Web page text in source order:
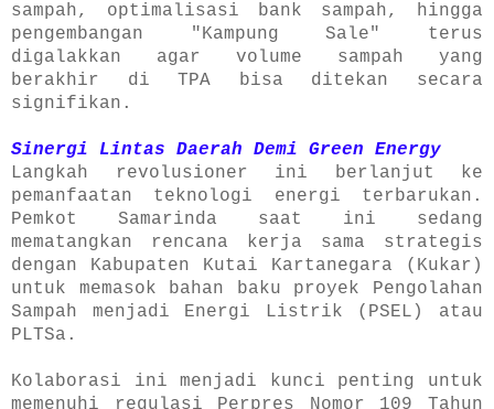
sampah, optimalisasi bank sampah, hingga
pengembangan "Kampung Sale" terus
digalakkan agar volume sampah yang
berakhir di TPA bisa ditekan secara
signifikan.
Sinergi Lintas Daerah Demi Green Energy
Langkah revolusioner ini berlanjut ke
pemanfaatan teknologi energi terbarukan.
Pemkot Samarinda saat ini sedang
mematangkan rencana kerja sama strategis
dengan Kabupaten Kutai Kartanegara (Kukar)
untuk memasok bahan baku proyek Pengolahan
Sampah menjadi Energi Listrik (PSEL) atau
PLTSa.
Kolaborasi ini menjadi kunci penting untuk
memenuhi regulasi Perpres Nomor 109 Tahun